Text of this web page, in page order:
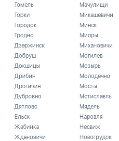
Гомель
Горки
Городок
Гродно
Дзержинск
Добруш
Докшицы
Дрибин
Дрогичин
Дубровно
Дятлово
Ельск
Жабинка
Ждановичи
Мачулищи
Микашевичи
Минск
Миоры
Михановичи
Могилев
Мозырь
Молодечно
Мосты
Мстиславль
Мядель
Наровля
Несвиж
Новогрудок